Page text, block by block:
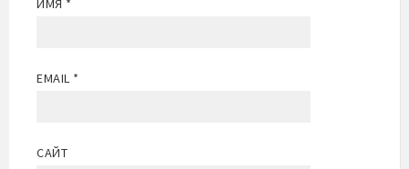
ИМЯ *
EMAIL *
САЙТ